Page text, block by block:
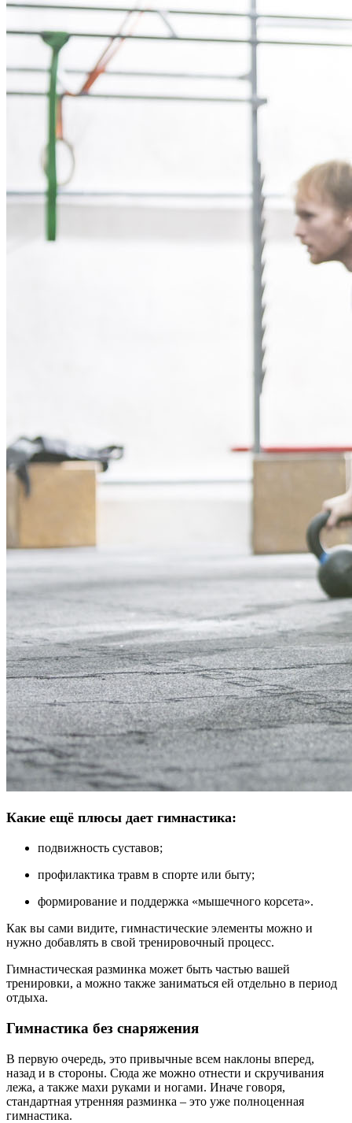
Какие ещё плюсы дает гимнастика:
подвижность суставов;
профилактика травм в спорте или быту;
формирование и поддержка «мышечного корсета».
Как вы сами видите, гимнастические элементы можно и
нужно добавлять в свой тренировочный процесс.
Гимнастическая разминка может быть частью вашей
тренировки, а можно также заниматься ей отдельно в период
отдыха.
Гимнастика без снаряжения
В первую очередь, это привычные всем наклоны вперед,
назад и в стороны. Сюда же можно отнести и скручивания
лежа, а также махи руками и ногами. Иначе говоря,
стандартная утренняя разминка – это уже полноценная
гимнастика.